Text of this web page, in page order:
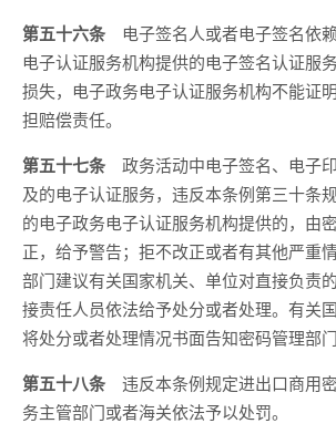
第五十六条 电子签名人或者电子签名依
电子认证服务机构提供的电子签名认证服
损失，电子政务电子认证服务机构不能证
担赔偿责任。
第五十七条 政务活动中电子签名、电子
及的电子认证服务，违反本条例第三十条
的电子政务电子认证服务机构提供的，由
正，给予警告；拒不改正或者有其他严重
部门建议有关国家机关、单位对直接负责
接责任人员依法给予处分或者处理。有关
将处分或者处理情况书面告知密码管理部门
第五十八条 违反本条例规定进出口商用
务主管部门或者海关依法予以处罚。